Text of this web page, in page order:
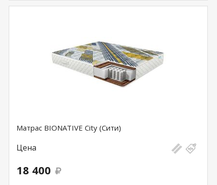
Матрас BIONATIVE City (Сити)
Цена
18 400